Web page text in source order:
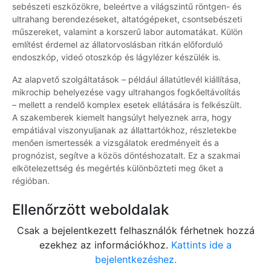
sebészeti eszközökre, beleértve a világszintű röntgen- és
ultrahang berendezéseket, altatógépeket, csontsebészeti
műszereket, valamint a korszerű labor automatákat. Külön
említést érdemel az állatorvoslásban ritkán előforduló
endoszkóp, videó otoszkóp és lágylézer készülék is.
Az alapvető szolgáltatások – például állatútlevél kiállítása,
mikrochip behelyezése vagy ultrahangos fogkőeltávolítás
– mellett a rendelő komplex esetek ellátására is felkészült.
A szakemberek kiemelt hangsúlyt helyeznek arra, hogy
empátiával viszonyuljanak az állattartókhoz, részletekbe
menően ismertessék a vizsgálatok eredményeit és a
prognózist, segítve a közös döntéshozatalt. Ez a szakmai
elkötelezettség és megértés különbözteti meg őket a
régióban.
Ellenőrzött weboldalak
Csak a bejelentkezett felhasználók férhetnek hozzá
ezekhez az információkhoz. Kattints ide a
bejelentkezéshez.